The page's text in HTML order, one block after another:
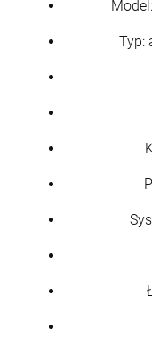
Karabin
6 500,00
Typ: